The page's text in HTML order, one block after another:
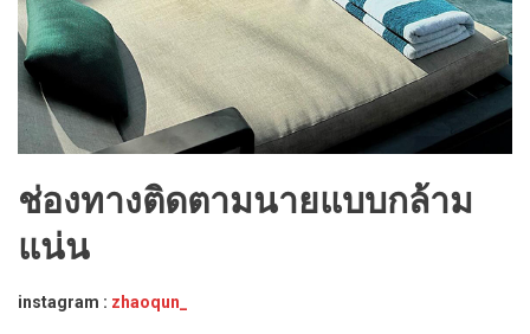
ช่องทางติดตามนายแบบกล้าม
แน่น
instagram : zhaoqun_